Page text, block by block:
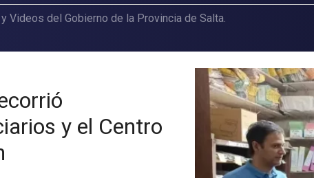
Videos del Gobierno de la Provincia de Salta.
y el Centro